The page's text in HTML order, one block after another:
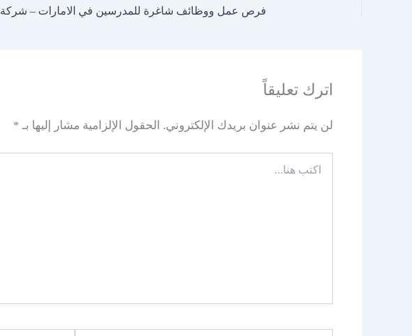
فرص عمل ووظائف شاغرة للمدرسين في الامارات – شركة career hub
اترك تعليقاً
لن يتم نشر عنوان بريدك الإلكتروني. الحقول الإلزامية مشار إليها بـ *
هنا...